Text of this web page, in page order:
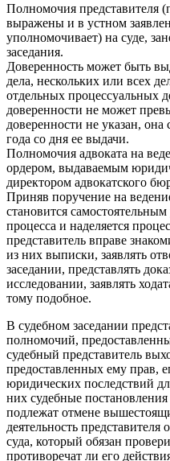
Полномочия представителя
выражены и в устном
уполномочивает) на суде,
заседания.
Доверенность может быть
дела, нескольких или всех
отдельных процессуальных
доверенности не может
доверенности не указан, она
года со дня ее выдачи.
Полномочия адвоката на
ордером, выдаваемым
директором адвокатского
Приняв поручение на
становится
процесса и наделяется
представитель вправе
из них выписки, заявлять
заседании, представлять
исследовании, заявлять
тому подобное.
В судебном заседании
полномочий,
судебный представитель
предоставленных ему прав,
юридических последствий
них судебные
подлежат отмене
деятельность
суда, который обязан
противоречат ли его